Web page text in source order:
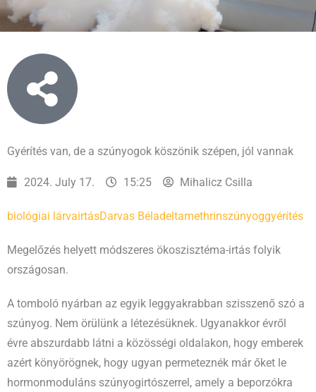
Gyérítés van, de a szúnyogok köszönik szépen, jól vannak
2024. July 17. 15:25 Mihalicz Csilla
biológiai lárvairtásDarvas Béladeltamethrinszúnyoggyérítés
Megelőzés helyett módszeres ökoszisztéma-irtás folyik
országosan.
A tomboló nyárban az egyik leggyakrabban szisszenő szó a
szúnyog. Nem örülünk a létezésüknek. Ugyanakkor évről
évre abszurdabb látni a közösségi oldalakon, hogy emberek
azért könyörögnek, hogy ugyan permeteznék már őket le
hormonmoduláns szúnyogirtószerrel, amely a beporzókra